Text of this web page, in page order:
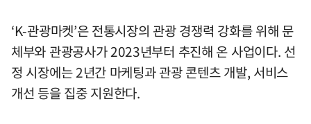
‘K-관광마켓’은 전통시장의 관광 경쟁력 강화를 위해 문
체부와 관광공사가 2023년부터 추진해 온 사업이다. 선
정 시장에는 2년간 마케팅과 관광 콘텐츠 개발, 서비스
개선 등을 집중 지원한다.